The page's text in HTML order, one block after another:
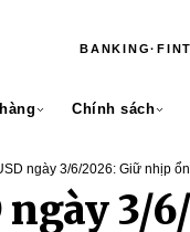
BANKING·
Chính sách
ngày 3/6/2026: Giữ nhịp
ngày 3/